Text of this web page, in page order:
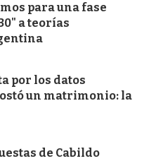
para una fase
a teorías
por los datos
un matrimonio: la
de Cabildo